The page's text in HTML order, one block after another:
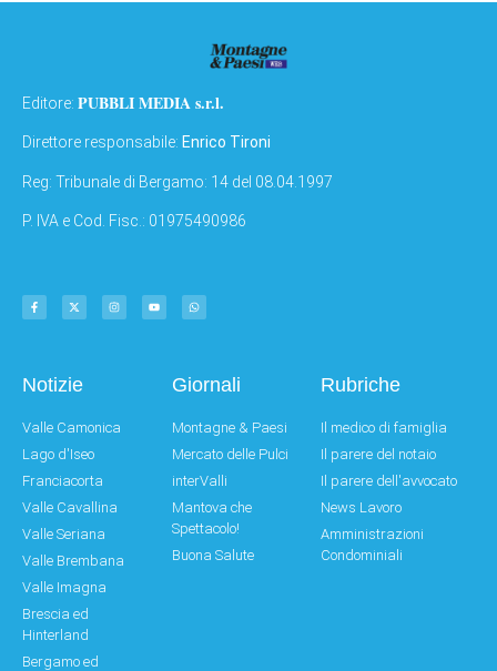
Editore: PUBBLI MEDIA s.r.l.
Direttore responsabile: Enrico Tironi
Reg: Tribunale di Bergamo: 14 del 08.04.1997
P. IVA e Cod. Fisc.: 01975490986
Notizie
Valle Camonica
Lago d'Iseo
Franciacorta
Valle Cavallina
Valle Seriana
Valle Brembana
Valle Imagna
Brescia ed
Hinterland
Bergamo ed
Giornali
Montagne & Paesi
Mercato delle Pulci
interValli
Mantova che
Spettacolo!
Buona Salute
Rubriche
Il medico di famiglia
Il parere del notaio
Il parere dell'avvocato
News Lavoro
Amministrazioni
Condominiali